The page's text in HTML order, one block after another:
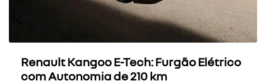
Renault Kangoo E-Tech: Furgão Elétrico
com Autonomia de 210 km